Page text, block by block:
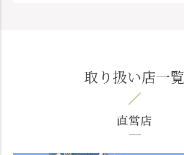
取り扱い店一覧
直営店